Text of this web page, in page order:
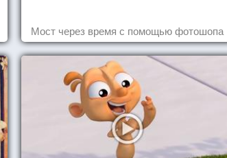
Мост через время с помощью фотошопа